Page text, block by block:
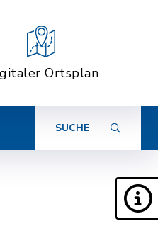
Ortsplan
SUCHE